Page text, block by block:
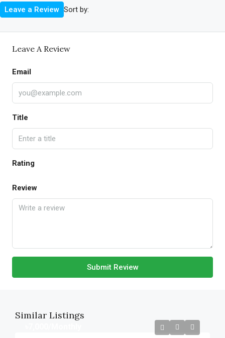
Sort by:
Leave a Review
Leave A Review
Email
Title
Rating
Review
Submit Review
Similar Listings